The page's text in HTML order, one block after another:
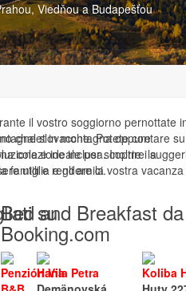
vzdialené iba 60 km od Viedne.
chalet in montagna oppure
e ideale per scoprire la
famiglia e gli amici.
su
Hana
il vostro soggiorno pernottate
slovacche. Potete contare
colazione inclusa. Inoltre i
utili e rendere la vostra
Bed and Breakfast
Booking.com
Penzión Vila Petra
Koliba